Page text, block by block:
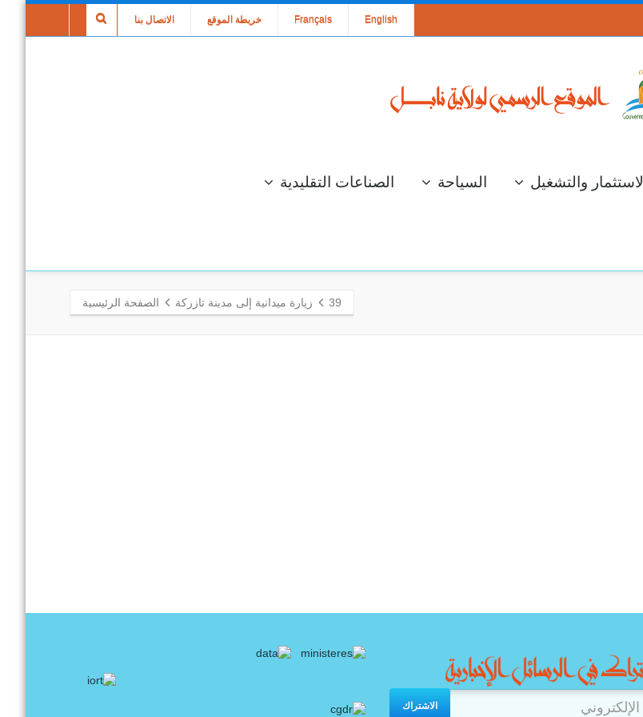
الاتصال بنا خريطة الموقع Français English
الاستثمار والتشغيل السياحة الصناعات التقليدية
39 زيارة ميدانية إلى مدينة تازركة الصفحة الرئيسية
الاشتراك